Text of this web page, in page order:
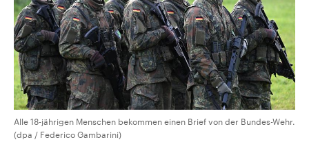
Alle 18-jährigen Menschen bekommen einen Brief von der Bundes-Wehr.
(dpa / Federico Gambarini)